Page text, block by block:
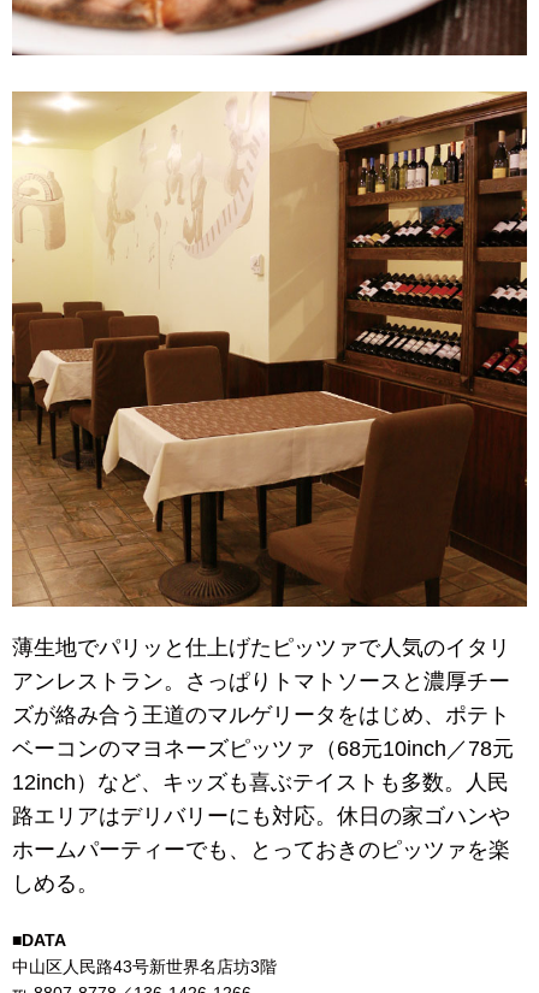
薄生地でパリッと仕上げたピッツァで人気のイタリ
アンレストラン。さっぱりトマトソースと濃厚チー
ズが絡み合う王道のマルゲリータをはじめ、ポテト
ベーコンのマヨネーズピッツァ（68元10inch／78元
12inch）など、キッズも喜ぶテイストも多数。人民
路エリアはデリバリーにも対応。休日の家ゴハンや
ホームパーティーでも、とっておきのピッツァを楽
しめる。
■DATA
中山区人民路43号新世界名店坊3階